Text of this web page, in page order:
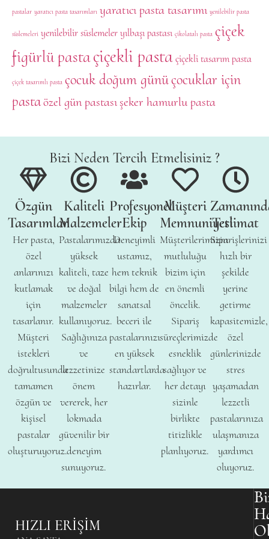
pastalar yaratıcı pasta tasarımları yaratıcı pasta tasarımı yenilebilir pasta
süslemeleri yenilebilir süslemeler yılbaşı pastası çikolatalı pasta çiçek
figürlü pastaçiçekli pasta çiçekli tasarım pasta
çiçek tasarımlı pasta çocuk doğum günüçocuklar için
pastaözel gün pastasışeker hamurlu pasta
Bizi Neden Tercih Etmelisiniz ?
Özgün
Tasarımlar
Her pasta,
özel
anlarınızı
kutlamak
için
tasarlanır.
Müşteri
istekleri
doğrultusunda
tamamen
özgün ve
kişisel
pastalar
oluşturuyoruz.
Kaliteli
Malzemeler
Pastalarımızda
yüksek
kaliteli, taze
ve doğal
malzemeler
kullanıyoruz.
Sağlığınıza
ve
lezzetinize
önem
vererek, her
lokmada
güvenilir bir
deneyim
sunuyoruz.
Profesyonel
Ekip
Deneyimli
ustamız,
hem teknik
bilgi hem de
sanatsal
beceri ile
pastalarınızı
en yüksek
standartlarda
hazırlar.
Müşteri
Memnuniyeti
Müşterilerimizin
mutluluğu
bizim için
en önemli
öncelik.
Sipariş
süreçlerimizde
esneklik
sağlıyor ve
her detayı
sizinle
birlikte
titizlikle
planlıyoruz.
Teslimat
Siparişlerinizi
hızlı bir
şekilde
yerine
getirme
kapasitemizle,
özel
günlerinizde
stres
yaşamadan
lezzetli
pastalarınıza
ulaşmanıza
yardımcı
oluyoruz.
HIZLI ERIŞIM